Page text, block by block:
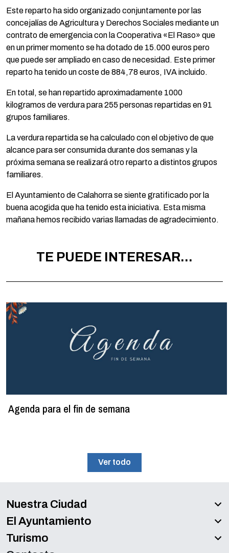
Este reparto ha sido organizado conjuntamente por las
concejalías de Agricultura y Derechos Sociales mediante un
contrato de emergencia con la Cooperativa «El Raso» que
en un primer momento se ha dotado de 15.000 euros pero
que puede ser ampliado en caso de necesidad. Este primer
reparto ha tenido un coste de 884,78 euros, IVA incluido.
En total, se han repartido aproximadamente 1000
kilogramos de verdura para 255 personas repartidas en 91
grupos familiares.
La verdura repartida se ha calculado con el objetivo de que
alcance para ser consumida durante dos semanas y la
próxima semana se realizará otro reparto a distintos grupos
familiares.
El Ayuntamiento de Calahorra se siente gratificado por la
buena acogida que ha tenido esta iniciativa. Esta misma
mañana hemos recibido varias llamadas de agradecimiento.
TE PUEDE INTERESAR...
Agenda para el fin de semana
Ver todo
Nuestra Ciudad
El Ayuntamiento
Turismo